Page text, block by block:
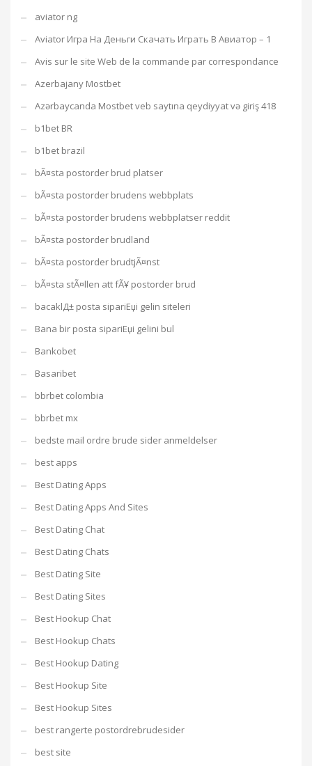
aviator ng
Aviator Игра На Деньги Скачать Играть В Авиатор – 1
Avis sur le site Web de la commande par correspondance
Azerbajany Mostbet
Azərbaycanda Mostbet veb saytına qeydiyyat və giriş 418
b1bet BR
b1bet brazil
bÃ¤sta postorder brud platser
bÃ¤sta postorder brudens webbplats
bÃ¤sta postorder brudens webbplatser reddit
bÃ¤sta postorder brudland
bÃ¤sta postorder brudtjÃ¤nst
bÃ¤sta stÃ¤llen att fÃ¥ postorder brud
bacaklД± posta sipariЕџi gelin siteleri
Bana bir posta sipariЕџi gelini bul
Bankobet
Basaribet
bbrbet colombia
bbrbet mx
bedste mail ordre brude sider anmeldelser
best apps
Best Dating Apps
Best Dating Apps And Sites
Best Dating Chat
Best Dating Chats
Best Dating Site
Best Dating Sites
Best Hookup Chat
Best Hookup Chats
Best Hookup Dating
Best Hookup Site
Best Hookup Sites
best rangerte postordrebrudesider
best site